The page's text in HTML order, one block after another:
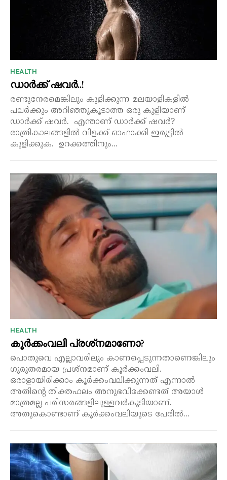
HEALTH
ഡാർക്ക് ഷവർ..!
രണ്ടുനേരമെങ്കിലും കുളിക്കുന്ന മലയാളികളിൽ
പലർക്കും അറിഞ്ഞുകൂടാത്ത ഒരു കുളിയാണ്
ഡാർക്ക് ഷവർ. എന്താണ് ഡാർക്ക് ഷവർ?
രാത്രികാലങ്ങളിൽ വിളക്ക് ഓഫാക്കി ഇരുട്ടിൽ
കുളിക്കുക. ഉറക്കത്തിനും...
HEALTH
കൂർക്കംവലി പ്രശ്‌നമാണോ?
പൊതുവെ എല്ലാവരിലും കാണപ്പെടുന്നതാണെങ്കിലും
ഗുരുതരമായ പ്രശ്നമാണ് കൂർക്കംവലി.
ഒരാളായിരിക്കാം കൂർക്കംവലിക്കുന്നത് എന്നാൽ
അതിന്റെ തിക്തഫലം അനുഭവിക്കേണ്ടത് അയാൾ
മാത്രമല്ല പരിസരങ്ങളിലുള്ളവർകൂടിയാണ്.
അതുകൊണ്ടാണ് കൂർക്കംവലിയുടെ പേരിൽ...